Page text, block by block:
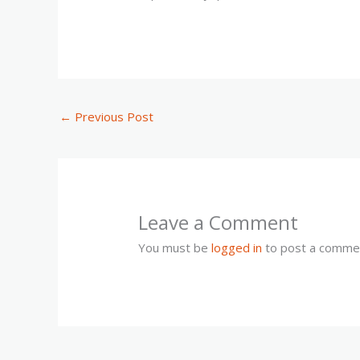
← Previous Post
Leave a Comment
You must belogged in to post a